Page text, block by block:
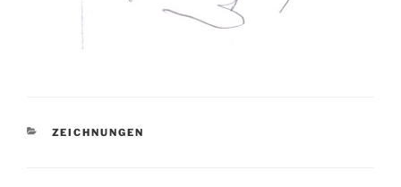
KATEGORIEN
ZEICHNUNGEN